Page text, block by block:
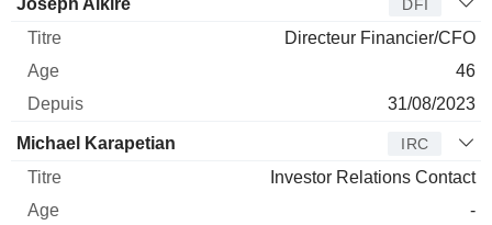
DFI
Directeur Financier/CFO
46
31/08/2023
Michael Karapetian IRC
Investor Relations Contact
-